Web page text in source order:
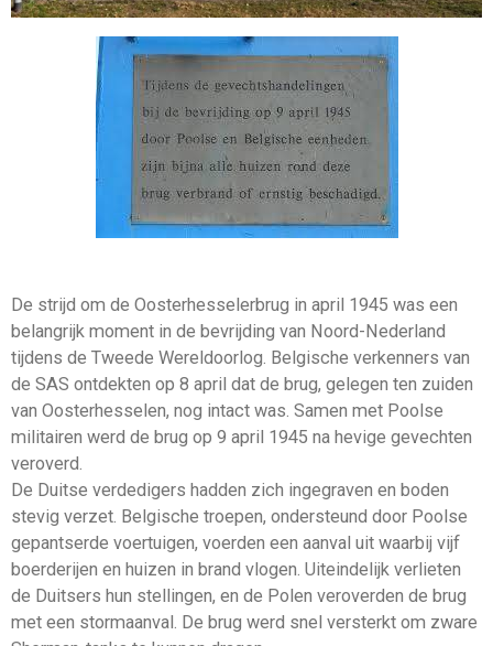
De strijd om de Oosterhesselerbrug in april 1945 was een
belangrijk moment in de bevrijding van Noord-Nederland
tijdens de Tweede Wereldoorlog. Belgische verkenners van
de SAS ontdekten op 8 april dat de brug, gelegen ten zuiden
van Oosterhesselen, nog intact was. Samen met Poolse
militairen werd de brug op 9 april 1945 na hevige gevechten
veroverd.
De Duitse verdedigers hadden zich ingegraven en boden
stevig verzet. Belgische troepen, ondersteund door Poolse
gepantserde voertuigen, voerden een aanval uit waarbij vijf
boerderijen en huizen in brand vlogen. Uiteindelijk verlieten
de Duitsers hun stellingen, en de Polen veroverden de brug
met een stormaanval. De brug werd snel versterkt om zware